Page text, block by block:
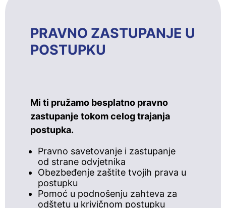
PRAVNO ZASTUPANJE U
POSTUPKU
Mi ti pružamo besplatno pravno
zastupanje tokom celog trajanja
postupka.
Pravno savetovanje i zastupanje
od strane odvjetnika
Obezbeđenje zaštite tvojih prava u
postupku
Pomoć u podnošenju zahteva za
odštetu u krivičnom postupku